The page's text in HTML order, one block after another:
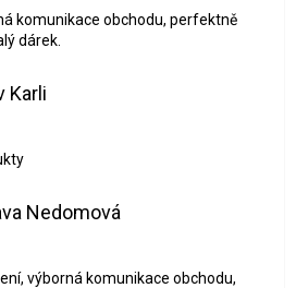
komunikace obchodu, perfektně
dárek.
Karli
obchodu je 5 z 5 hvězdiček.
Nedomová
obchodu je 5 z 5 hvězdiček.
výborná komunikace obchodu,